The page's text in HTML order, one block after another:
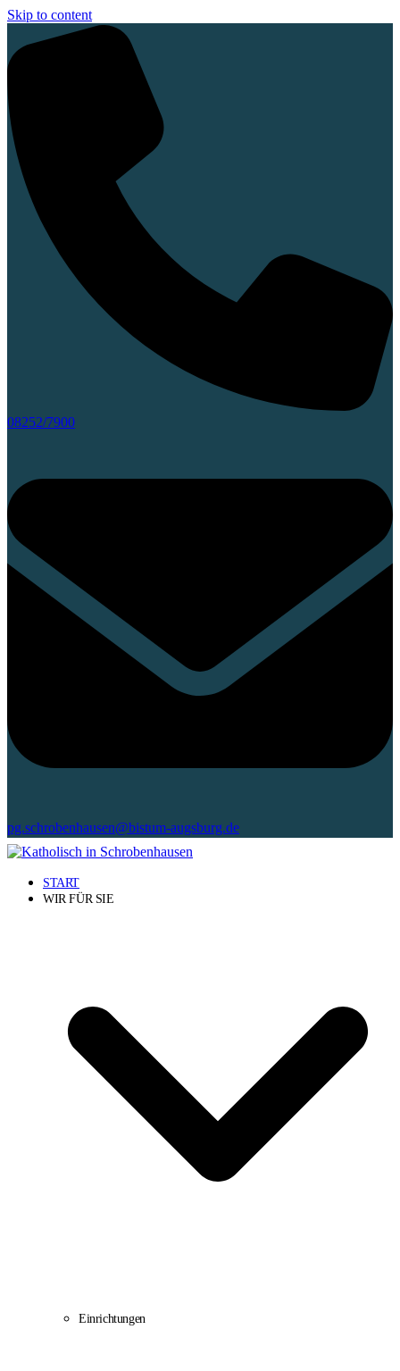
Skip to content
08252/7900
pg.schrobenhausen@bistum-augsburg.de
START
WIR FÜR SIE
Einrichtungen